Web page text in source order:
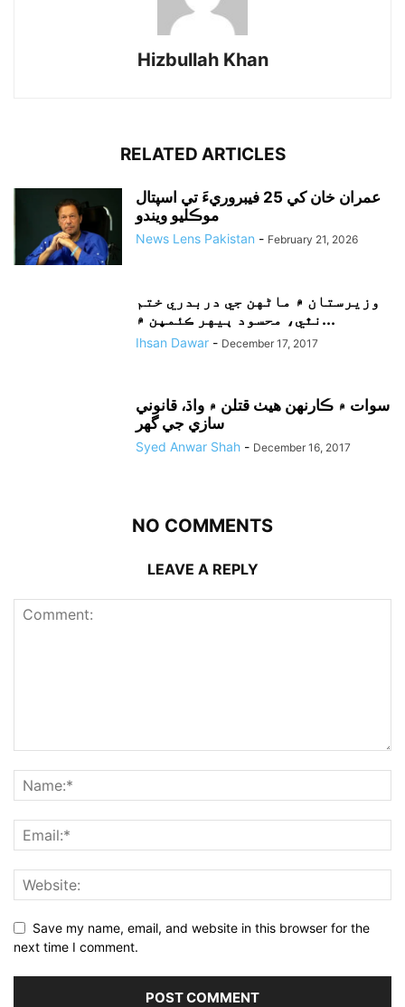
Hizbullah Khan
RELATED ARTICLES
عمران خان کي 25 فيبروريءَ تي اسپتال
موڪليو ويندو
News Lens Pakistan - February 21, 2026
وزيرستان ۾ ماڻهن جي دربدري ختم
نٿي، محسود ٻيهر ڪئمپن ۾...
Ihsan Dawar - December 17, 2017
سوات ۾ ڪارنهن هيٺ قتلن ۾ واڌ، قانوني
سازي جي گهر
Syed Anwar Shah - December 16, 2017
NO COMMENTS
LEAVE A REPLY
Save my name, email, and website in this browser for the
next time I comment.